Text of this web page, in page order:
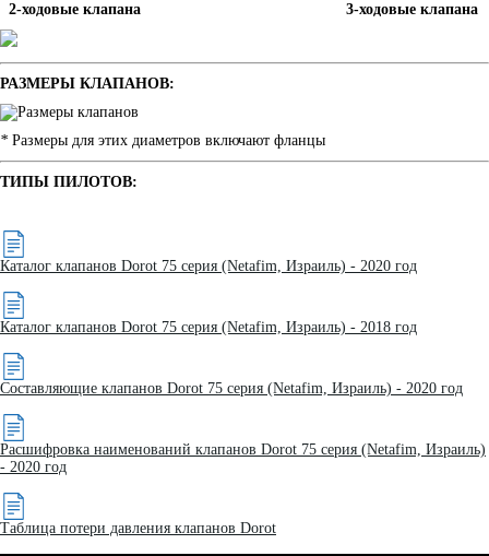
2-ходовые клапана 3-ходовые клапана
РАЗМЕРЫ КЛАПАНОВ:
* Размеры для этих диаметров включают фланцы
ТИПЫ ПИЛОТОВ:
Каталог клапанов Dorot 75 серия (Netafim, Израиль) - 2020 год
Каталог клапанов Dorot 75 серия (Netafim, Израиль) - 2018 год
Составляющие клапанов Dorot 75 серия (Netafim, Израиль) - 2020 год
Расшифровка наименований клапанов Dorot 75 серия (Netafim, Израиль)
- 2020 год
Таблица потери давления клапанов Dorot